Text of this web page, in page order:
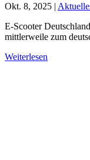
Okt. 8, 2025 |
E-Scooter
mittlerweile zum
Weiterlesen